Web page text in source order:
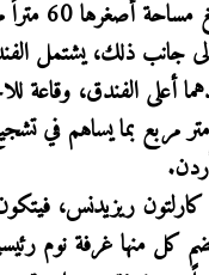
جانب ذلك، يشتمل
أعلى الفندق، وقاعة
بمساحة 1000 متر مربع بما يساهم
كل منها غرفة نوم